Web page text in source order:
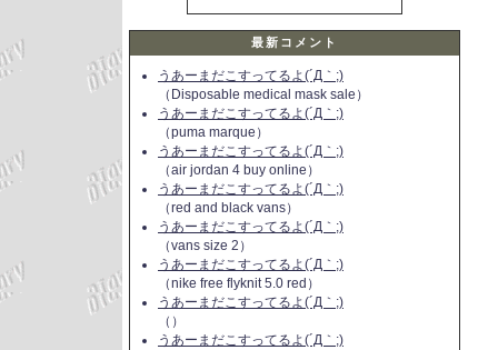
最新コメント
うあーまだこすってるよ(´Д｀;)
（Disposable medical mask sale）
うあーまだこすってるよ(´Д｀;)
（puma marque）
うあーまだこすってるよ(´Д｀;)
（air jordan 4 buy online）
うあーまだこすってるよ(´Д｀;)
（red and black vans）
うあーまだこすってるよ(´Д｀;)
（vans size 2）
うあーまだこすってるよ(´Д｀;)
（nike free flyknit 5.0 red）
うあーまだこすってるよ(´Д｀;)
（）
うあーまだこすってるよ(´Д｀;)